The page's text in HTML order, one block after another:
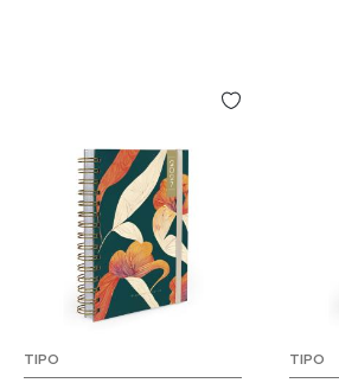
TIPO TIPO